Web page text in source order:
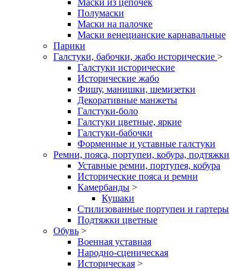
Маски из цепочек
Полумаски
Маски на палочке
Маски венецианские карнавальные
Парики
Галстуки, бабочки, жабо исторические >
Галстуки исторические
Исторические жабо
Фишу, манишки, шемизетки
Декоративные манжеты
Галстуки-боло
Галстуки цветные, яркие
Галстуки-бабочки
Форменные и уставные галстуки
Ремни, пояса, портупеи, кобура, подтяжки
Уставные ремни, портупея, кобура
Исторические пояса и ремни
Камербанды >
Кушаки
Стилизованные портупеи и гартеры
Подтяжки цветные
Обувь >
Военная уставная
Народно-сценическая
Историческая >